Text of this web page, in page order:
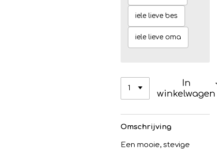
iele lieve bes
iele lieve oma
In
winkelwagen
Omschrijving
Een mooie, stevige